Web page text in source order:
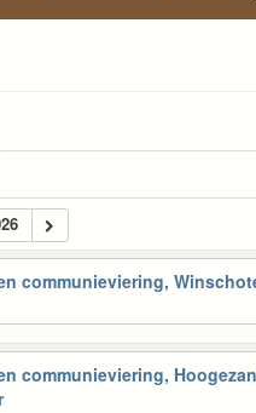
communieviering,
communieviering,